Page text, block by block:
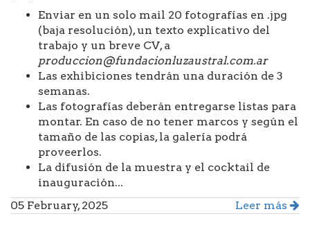
Enviar en un solo mail 20 fotografías en .jpg
(baja resolución), un texto explicativo del
trabajo y un breve CV, a
produccion@fundacionluzaustral.com.ar
Las exhibiciones tendrán una duración de 3
semanas.
Las fotografías deberán entregarse listas para
montar. En caso de no tener marcos y según el
tamaño de las copias, la galería podrá
proveerlos.
La difusión de la muestra y el cocktail de
inauguración...
05 February, 2025
Leer más